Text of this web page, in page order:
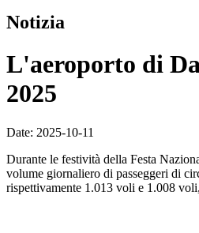
Notizia
L'aeroporto di
2025
Date: 2025-10-11
Durante le festività della Festa
volume giornaliero di passeggeri di
rispettivamente 1.013 voli e 1.008